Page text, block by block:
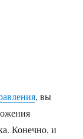
, вы
Конечно, и